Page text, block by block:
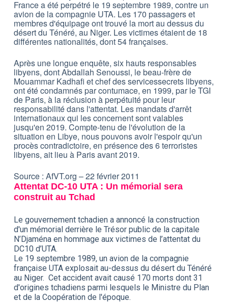
France a été perpétré le 19 septembre 1989, contre un
avion de la compagnie UTA. Les 170 passagers et
membres d'équipage ont trouvé la mort au dessus du
désert du Ténéré, au Niger. Les victimes étaient de 18
différentes nationalités, dont 54 françaises.
Après une longue enquête, six hauts responsables
libyens, dont Abdallah Senoussi, le beau-frère de
Mouammar Kadhafi et chef des servicessecrets libyens,
ont été condamnés par contumace, en 1999, par le TGI
de Paris, à la réclusion à perpétuité pour leur
responsabilité dans l'attentat. Les mandats d'arrêt
internationaux qui les concernent sont valables
jusqu'en 2019. Compte-tenu de l'évolution de la
situation en Libye, nous pouvons avoir l'espoir qu'un
procès contradictoire, en présence des 6 terroristes
libyens, ait lieu à Paris avant 2019.
Source : AfVT.org – 22 février 2011
Attentat DC-10 UTA : Un mémorial sera
construit au Tchad
Le gouvernement tchadien a annoncé la construction
d'un mémorial derrière le Trésor public de la capitale
N’Djaména en hommage aux victimes de l’attentat du
DC10 d’UTA.
Le 19 septembre 1989, un avion de la compagnie
française UTA explosait au-dessus du désert du Ténéré
au Niger. Cet accident avait causé 170 morts dont 31
d'origines tchadiens parmi lesquels le Ministre du Plan
et de la Coopération de l'époque.